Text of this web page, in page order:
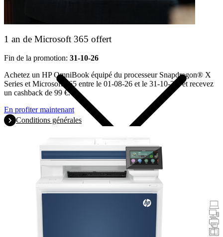
Ordinateurs portables et tablettes
Promotions
1 an de Microsoft 365 offert
Fin de la promotion: 31-10-26
Achetez un HP OmniBook équipé du processeur Snapdragon® X
Series et Microsoft 365 entre le 01-08-26 et le 31-10-26, et recevez
un cashback de 99 €.
En profiter maintenant
Conditions générales